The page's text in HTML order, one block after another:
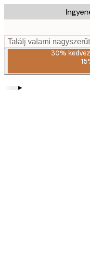
to
content.
Találj valami nagyszerűt
30%
▸